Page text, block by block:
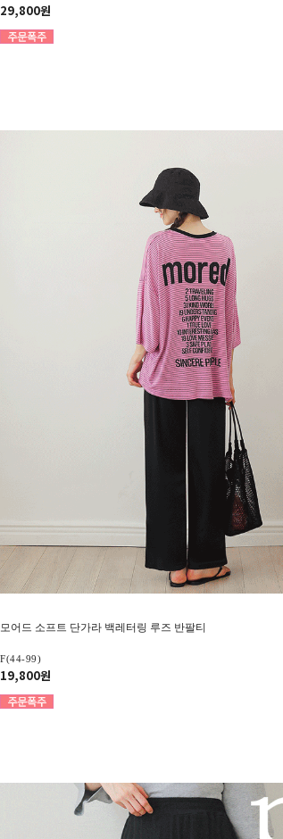
29,800원
모어드 소프트 단가라 백레터링 루즈 반팔티
F(44-99)
19,800원